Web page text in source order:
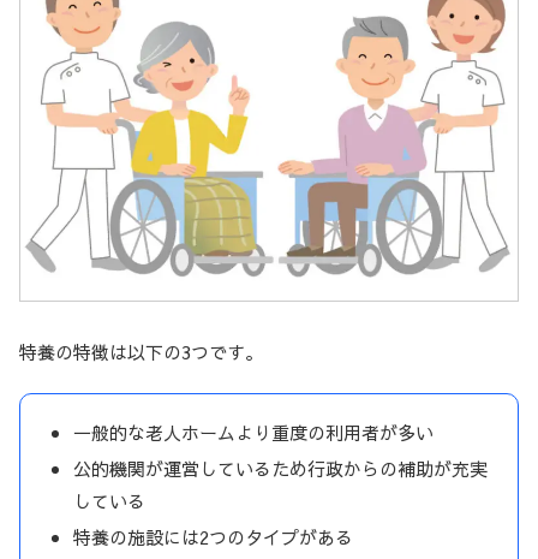
特養の特徴は以下の3つです。
一般的な老人ホームより重度の利用者が多い
公的機関が運営しているため行政からの補助が充実
している
特養の施設には2つのタイプがある